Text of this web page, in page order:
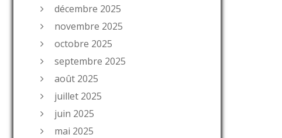
décembre 2025
novembre 2025
octobre 2025
septembre 2025
août 2025
juillet 2025
juin 2025
mai 2025